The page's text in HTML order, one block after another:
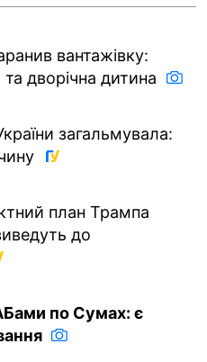
вантажівку:
дворічна дитина
загальмувала:
план Трампа
до
по Сумах: є